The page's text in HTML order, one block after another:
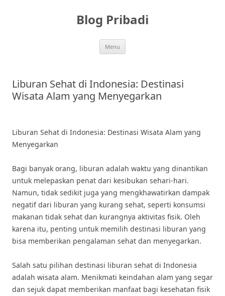
Blog Pribadi
Menu
Liburan Sehat di Indonesia: Destinasi
Wisata Alam yang Menyegarkan
Liburan Sehat di Indonesia: Destinasi Wisata Alam yang
Menyegarkan
Bagi banyak orang, liburan adalah waktu yang dinantikan
untuk melepaskan penat dari kesibukan sehari-hari.
Namun, tidak sedikit juga yang mengkhawatirkan dampak
negatif dari liburan yang kurang sehat, seperti konsumsi
makanan tidak sehat dan kurangnya aktivitas fisik. Oleh
karena itu, penting untuk memilih destinasi liburan yang
bisa memberikan pengalaman sehat dan menyegarkan.
Salah satu pilihan destinasi liburan sehat di Indonesia
adalah wisata alam. Menikmati keindahan alam yang segar
dan sejuk dapat memberikan manfaat bagi kesehatan fisik